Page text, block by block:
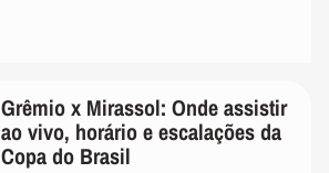
Grêmio x Mirassol: Onde assistir
ao vivo, horário e escalações da
Copa do Brasil